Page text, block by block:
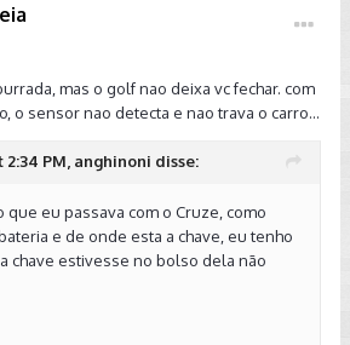
mas o golf nao deixa vc fechar. com
o sensor nao detecta e nao trava o carro...
2:34 PM, anghinoni disse:
que eu passava com o Cruze, como
e de onde esta a chave, eu tenho
chave estivesse no bolso dela não